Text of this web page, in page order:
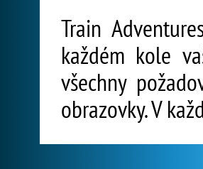
Train
každém kole
všechny
obrazovky. V